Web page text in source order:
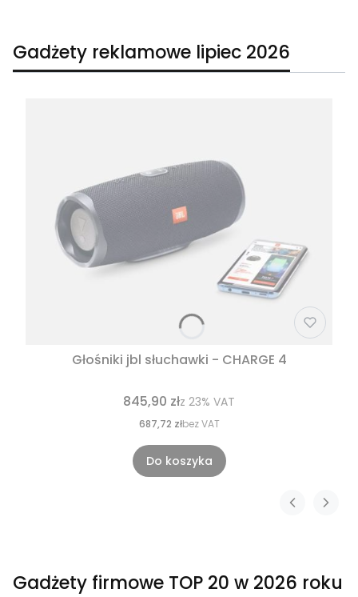
Gadżety reklamowe lipiec 2026
Głośniki jbl słuchawki - CHARGE 4
845,90 złz 23% VAT
687,72 złbez VAT
Do koszyka
Gadżety firmowe TOP 20 w 2026 roku